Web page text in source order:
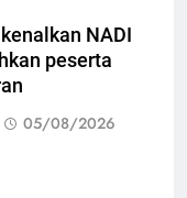
NADI
peserta
05/08/2026